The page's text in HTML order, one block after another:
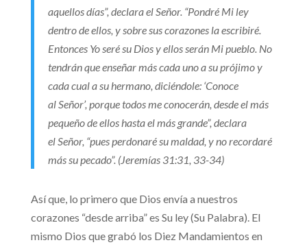
aquellos días”, declara elSeñor. “Pondré Mi ley
dentro de ellos, y sobre sus corazones la escribiré.
Entonces Yo seré su Dios y ellos serán Mi pueblo. No
tendrán que enseñar más cada uno a su prójimo y
cada cual a su hermano, diciéndole: ‘Conoce
alSeñor’, porque todos me conocerán, desde el más
pequeño de ellos hasta el más grande”, declara
elSeñor, “pues perdonaré su maldad, y no recordaré
más su pecado”. (Jeremías 31:31, 33-34)
Así que, lo primero que Dios envía a nuestros
corazones “desde arriba” es Su ley (Su Palabra). El
mismo Dios que grabó los Diez Mandamientos en